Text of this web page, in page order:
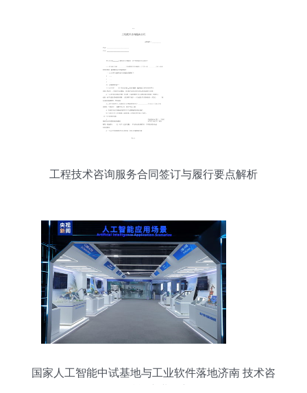
工程技术咨询服务合同签订与履行要点解析
国家人工智能中试基地与工业软件落地济南 技术咨